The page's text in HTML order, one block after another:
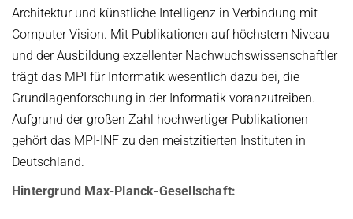
Architektur und künstliche Intelligenz in Verbindung mit
Computer Vision. Mit Publikationen auf höchstem Niveau
und der Ausbildung exzellenter Nachwuchswissenschaftler
trägt das MPI für Informatik wesentlich dazu bei, die
Grundlagenforschung in der Informatik voranzutreiben.
Aufgrund der großen Zahl hochwertiger Publikationen
gehört das MPI-INF zu den meistzitierten Instituten in
Deutschland.
Hintergrund Max-Planck-Gesellschaft: